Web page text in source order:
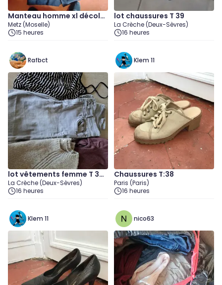
Manteau homme xl décolor
é
Metz (Moselle)
15 heures
lot chaussures T 39
La Crèche (Deux-Sèvres)
16 heures
Rafbct
lot vêtements femme T 38
/ M
La Crèche (Deux-Sèvres)
16 heures
Klem 11
Chaussures T:38
Paris (Paris)
16 heures
Klem 11 nico63